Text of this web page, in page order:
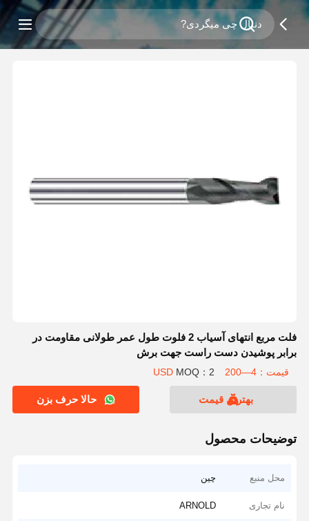
فلت مربع انتهای آسیاب 2 فلوت طول عمر طولانی مقاومت در
برابر پوشیدن دست راست جهت برش
قیمت：4—200 USD MOQ：2
بهترین قیمت حالا حرف بزن
توضیحات محصول
محل منبع چین
نام تجاری ARNOLD